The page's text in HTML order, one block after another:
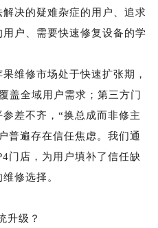
决的疑难杂症的用户、追求
户、需要快速修复设备的学
维修市场处于快速扩张期，
盖全域用户需求；第三方门
差不齐，“换总成而非修主
普遍存在信任焦虑。我们通
门店，为用户填补了信任缺
修选择。
升级？